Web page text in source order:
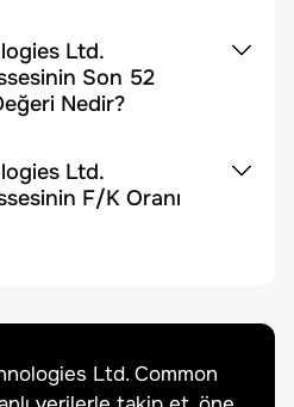
Ltd.
Son 52
Nedir?
Ltd.
F/K Oranı
Ltd. Common